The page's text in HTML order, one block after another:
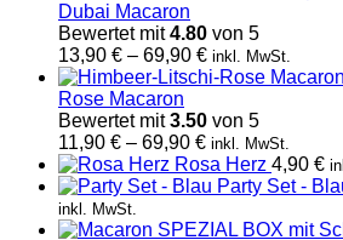
Dubai Macaron
Bewertet mit4.80 von 5
13,90 € – 69,90 €Preisspanne:
13,90 €
69,90 €
inkl. MwSt.
Rose Macaron
Bewertet mit3.50 von 5
11,90 € – 69,90 €Preisspanne:
11,90 €
bis
inkl. MwSt.
Rosa Herz 4,90 €
Party Set -
inkl. MwSt.